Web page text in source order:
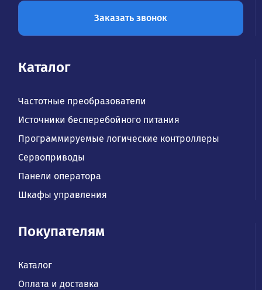
Заказать звонок
Каталог
Частотные преобразователи
Источники бесперебойного питания
Программируемые логические контроллеры
Сервоприводы
Панели оператора
Шкафы управления
Покупателям
Каталог
Оплата и доставка